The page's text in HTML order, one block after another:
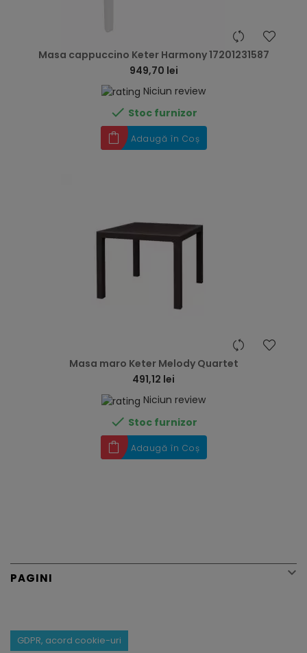
Masa cappuccino Keter Harmony 17201231587
949,70 lei
Niciun review
 Stoc furnizor
Adaugă în Coș
Masa maro Keter Melody Quartet
491,12 lei
Niciun review
 Stoc furnizor
Adaugă în Coș
PAGINI 
GDPR, acord cookie-uri